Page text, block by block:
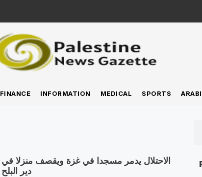
FINANCE INFORMATION MEDICAL SPORTS
الاحتلال يدمر مسجدا في غزة ويقصف منزلا في
دير البلح